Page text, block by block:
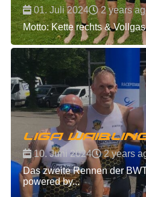
01. Juli 2024
2 years
Motto: Kette rechts &
Liga
10. Juni 2024
2 years
Das zweite Rennen der
powered by...